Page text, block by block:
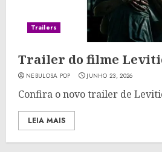
Trailers
Trailer do filme
NEBULOSA POP JUNHO 23, 2026
Confira o novo trailer de
LEIA MAIS